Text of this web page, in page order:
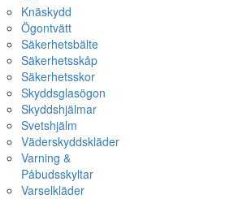
Knäskydd
Ögontvätt
Säkerhetsbälte
Säkerhetsskåp
Säkerhetsskor
Skyddsglasögon
Skyddshjälmar
Svetshjälm
Väderskyddskläder
Varning &
Påbudsskyltar
Varselkläder